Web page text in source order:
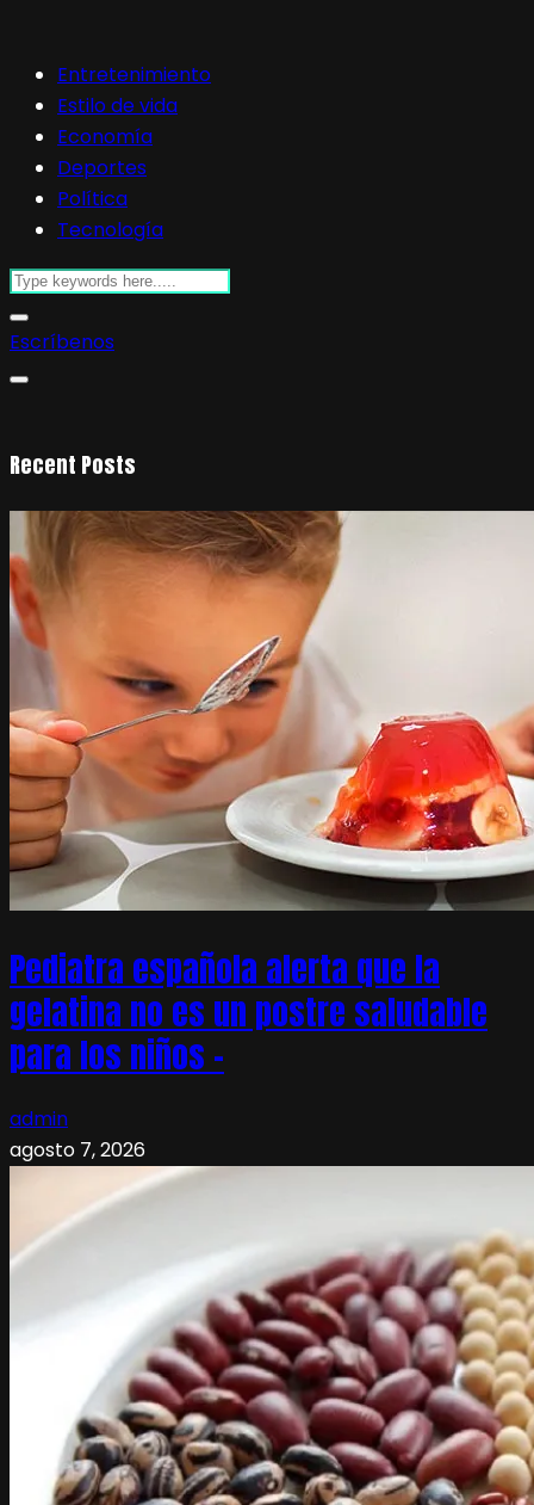
Entretenimiento
Estilo de vida
Economía
Deportes
Política
Tecnología
Escríbenos
Recent Posts
Pediatra española alerta que la
gelatina no es un postre saludable
para los niños –
admin
agosto 7, 2026